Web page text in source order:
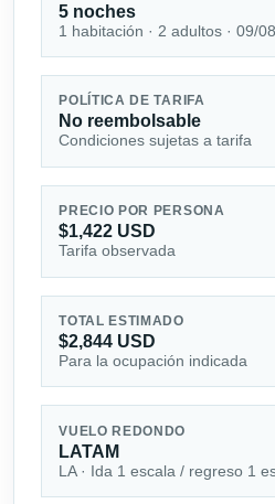
5 noches
1 habitación · 2 adultos · 09/
POLÍTICA DE TARIFA
No reembolsable
Condiciones sujetas a tarifa
PRECIO POR PERSONA
$1,422 USD
Tarifa observada
TOTAL ESTIMADO
$2,844 USD
Para la ocupación indicada
VUELO REDONDO
LATAM
LA · Ida 1 escala / regreso 1